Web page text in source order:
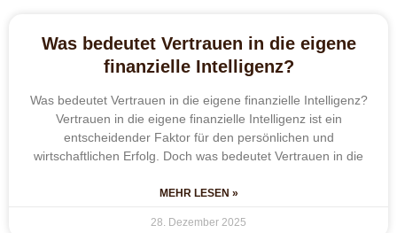
Was bedeutet Vertrauen in die eigene
finanzielle Intelligenz?
Was bedeutet Vertrauen in die eigene finanzielle Intelligenz?
Vertrauen in die eigene finanzielle Intelligenz ist ein
entscheidender Faktor für den persönlichen und
wirtschaftlichen Erfolg. Doch was bedeutet Vertrauen in die
MEHR LESEN »
28. Dezember 2025